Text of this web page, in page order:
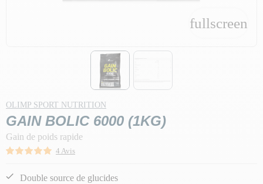
fullscreen
fullscreen
OLIMP SPORT NUTRITION
GAIN BOLIC 6000 (1KG)
Gain de poids rapide
4 Avis
Double source de glucides